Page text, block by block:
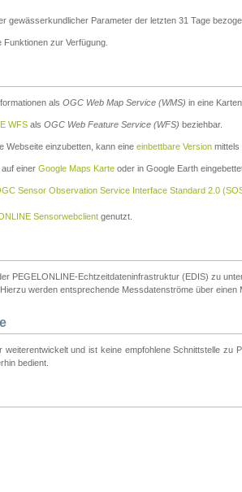
gewässerkundlicher Parameter der letzten 31 Tage
zur Verfügung.
als OGC Web Map Service (WMS) in eine
WFS als OGC Web Feature Service (WFS) beziehbar.
Webseite einzubetten, kann eine einbettbare Version mittels
einer Google Maps Karte oder in Google Earth
Sensor Observation Service Interface Standard 2.0
Sensorwebclient genutzt.
PEGELONLINE-Echtzeitdateninfrastruktur (EDIS) zu
werden entsprechende Messdatenströme über einen
weiterentwickelt und ist keine empfohlene Schnittstelle zu
bedient.